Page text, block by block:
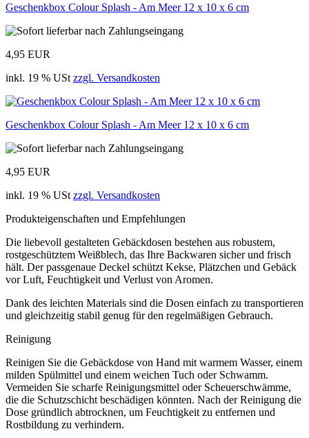
Geschenkbox Colour Splash - Am Meer 12 x 10 x 6 cm
4,95 EUR
inkl. 19 % USt zzgl. Versandkosten
Geschenkbox Colour Splash - Am Meer 12 x 10 x 6 cm
4,95 EUR
inkl. 19 % USt zzgl. Versandkosten
Produkteigenschaften und Empfehlungen
Die liebevoll gestalteten Gebäckdosen bestehen aus robustem,
rostgeschütztem Weißblech, das Ihre Backwaren sicher und frisch
hält. Der passgenaue Deckel schützt Kekse, Plätzchen und Gebäck
vor Luft, Feuchtigkeit und Verlust von Aromen.
Dank des leichten Materials sind die Dosen einfach zu transportieren
und gleichzeitig stabil genug für den regelmäßigen Gebrauch.
Reinigung
Reinigen Sie die Gebäckdose von Hand mit warmem Wasser, einem
milden Spülmittel und einem weichen Tuch oder Schwamm.
Vermeiden Sie scharfe Reinigungsmittel oder Scheuerschwämme,
die die Schutzschicht beschädigen könnten. Nach der Reinigung die
Dose gründlich abtrocknen, um Feuchtigkeit zu entfernen und
Rostbildung zu verhindern.